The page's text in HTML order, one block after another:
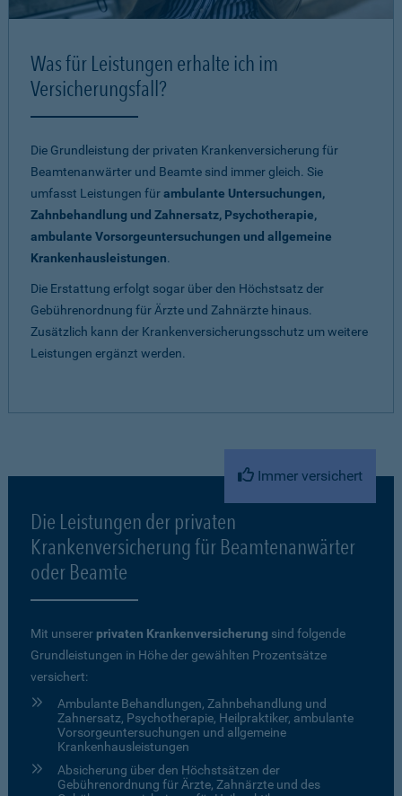
Was für Leistungen erhalte ich im
Versicherungsfall?
Die Grundleistung der privaten Krankenversicherung für
Beamtenanwärter und Beamte sind immer gleich. Sie
umfasst Leistungen fürambulante Untersuchungen,
Zahnbehandlung und Zahnersatz, Psychotherapie,
ambulante Vorsorgeuntersuchungen und allgemeine
Krankenhausleistungen.
Die Erstattung erfolgt sogar über den Höchstsatz der
Gebührenordnung für Ärzte und Zahnärzte hinaus.
Zusätzlich kann der Krankenversicherungsschutz um weitere
Leistungen ergänzt werden.
Immer versichert
Die Leistungen der privaten
Krankenversicherung für Beamtenanwärter
oder Beamte
Mit unserer privaten Krankenversicherung sind folgende
Grundleistungen in Höhe der gewählten Prozentsätze
versichert:
Ambulante Behandlungen, Zahnbehandlung und
Zahnersatz, Psychotherapie, Heilpraktiker, ambulante
Vorsorgeuntersuchungen und allgemeine
Krankenhausleistungen
Absicherung über den Höchstsätzen der
Gebührenordnung für Ärzte, Zahnärzte und des